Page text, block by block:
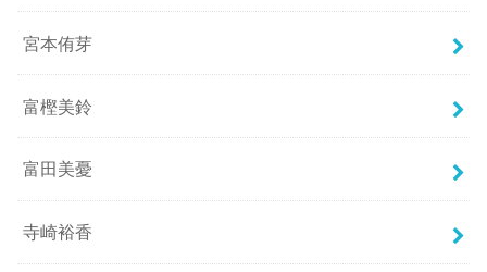
宮本侑芽
富樫美鈴
富田美憂
寺崎裕香